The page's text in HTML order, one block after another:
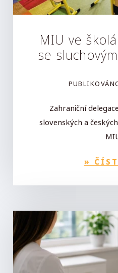
MIU ve
se
Zahraniční
slovenských a
»